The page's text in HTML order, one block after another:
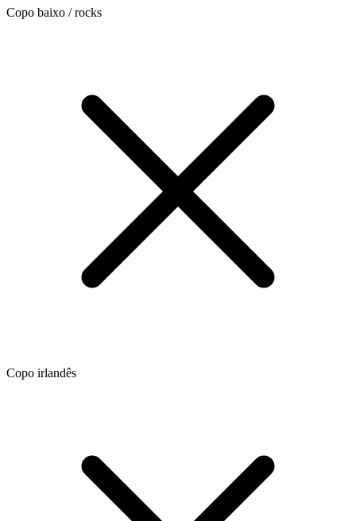
Copo baixo / rocks
Copo irlandês